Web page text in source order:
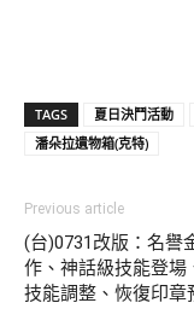
TAGS 夏日決鬥活動
潘朵拉遺物箱(克特)
Previous article
(台)0731改版：名譽
作、神話級技能登場
技能調整、恢復印章